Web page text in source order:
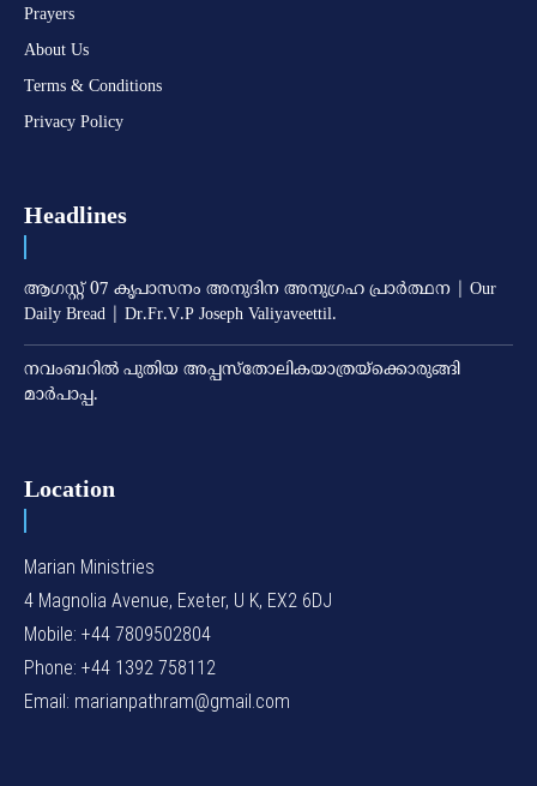
Prayers
About Us
Terms & Conditions
Privacy Policy
Headlines
ആഗസ്റ്റ് 07 കൃപാസനം അനുദിന അനുഗ്രഹ പ്രാർത്ഥന | Our
Daily Bread | Dr.Fr.V.P Joseph Valiyaveettil.
നവംബറില്‍ പുതിയ അപ്പസ്‌തോലികയാത്രയ്‌ക്കൊരുങ്ങി
മാര്‍പാപ്പ.
Location
Marian Ministries
4 Magnolia Avenue, Exeter, U K, EX2 6DJ
Mobile: +44 7809502804
Phone: +44 1392 758112
Email: marianpathram@gmail.com